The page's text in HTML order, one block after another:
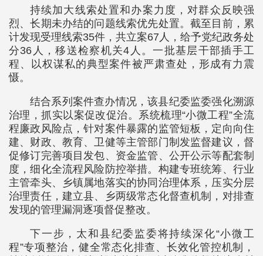
持续加大线索处置和办案力度，对群众反映强
烈、长期未办结的问题线索优先处置。截至目前，累
计发现受理线索35件，共立案67人，给予党纪政务处
分36人，移送检察机关4人。一批基层干部插手工
程、以权谋私的典型案件被严肃查处，形成有力震
慑。
结合系列案件查办情况，该县纪委监委强化溯源
治理，抓实以案促改促治。系统梳理“小微工程”全流
程廉政风险点，针对案件暴露的监管短板，定向向住
建、财政、教育、卫健等主管部门制发监督建议，督
促修订完善项目发包、资金监管、公开公示等配套制
度，细化全流程风险防控举措。构建专班统筹、行业
主管牵头、乡镇属地落实的协同治理体系，压实分层
治理责任，建立县、乡两级常态化督查机制，对排查
发现的管理漏洞逐项督促整改。
下一步，太和县纪委监委将持续深化“小微工
程”专项整治，健全常态化排查、长效化管控机制，